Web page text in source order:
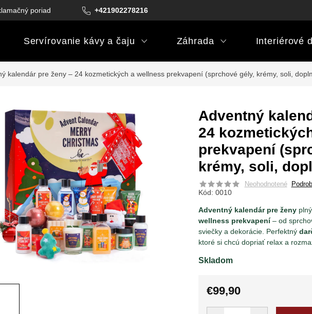
+421902278216
poriadok Podmienky darčekových poukazov
Servírovanie kávy a čaju Záhrada Interiérové
kalendár pre ženy – 24 kozmetických a wellness prekvapení (sprchové gély, krémy, soli,
Adventný
24
prekvapení
krémy, soli,
Neohodnotené
Kód: 0010
Adventný kalendár pre ženyplný
wellness prekvapení– od
sviečky a dekorácie. Perfektný
ktoré si chcú dopriať relax a
Skladom
€99,90